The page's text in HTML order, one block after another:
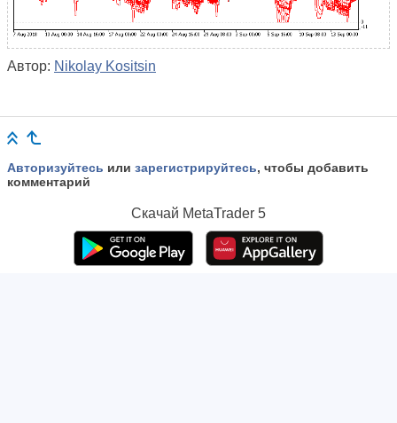
Автор: Nikolay Kositsin
Авторизуйтесь или зарегистрируйтесь, чтобы добавить
комментарий
Скачай MetaTrader 5